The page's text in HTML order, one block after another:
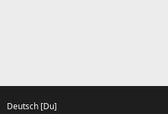
Deutsch [Du]